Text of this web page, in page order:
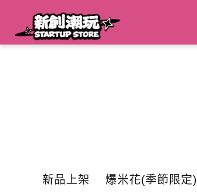
新品上架 爆米花(季節限定)